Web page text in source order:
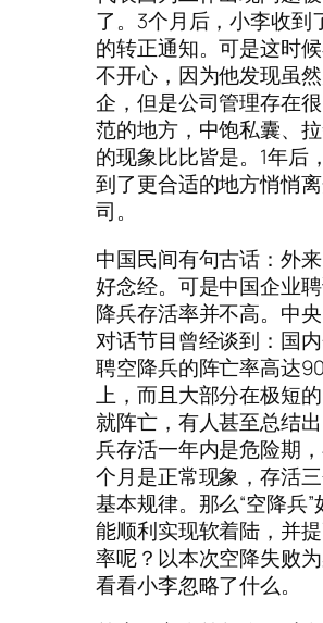
了。3个月后，小李收到
的转正通知。可是这时
不开心，因为他发现虽
企，但是公司管理存在
范的地方，中饱私囊、
的现象比比皆是。1年后
到了更合适的地方悄悄
司。
中国民间有句古话：外
好念经。可是中国企业
降兵存活率并不高。中
对话节目曾经谈到：国
聘空降兵的阵亡率高达
上，而且大部分在极短
就阵亡，有人甚至总结
兵存活一年内是危险期
个月是正常现象，存活
基本规律。那么“空降兵”
能顺利实现软着陆，并
率呢？以本次空降失败为
看看小李忽略了什么。